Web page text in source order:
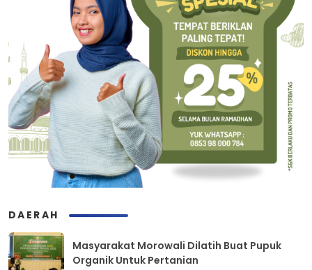
DAERAH
Masyarakat Morowali Dilatih Buat Pupuk
Organik Untuk Pertanian